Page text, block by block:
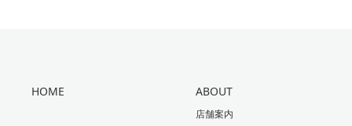
HOME ABOUT
店舗案内